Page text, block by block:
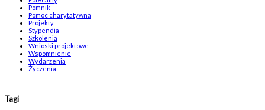
Pomnik
Pomoc charytatywna
Projekty
Stypendia
Szkolenia
Wnioski projektowe
Wspomnienie
Wydarzenia
Życzenia
Tagi